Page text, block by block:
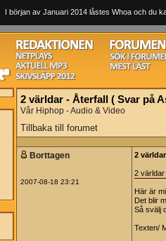
I början av Januari 2014 låstes Whoa och du
2 världar - Återfall ( Svar på
Vår Hiphop - Audio & Video
Tillbaka till forumet
Borttagen
2007-08-18 23:21
2
2 världar
Här är
Det blir
Så svälj
Texten/